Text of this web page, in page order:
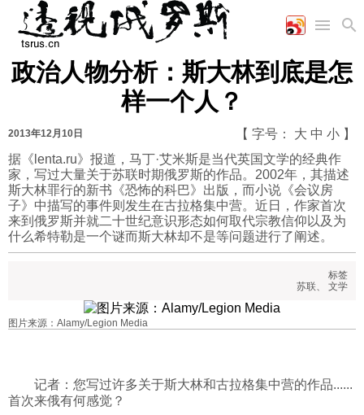
首页
国际
时政
军事
空军
陆军
军事合作
财经
工业
能源
农业
科技
文艺
美食
娱乐
图片新闻
漫画
视频
图表
政治人物分析：斯大林到底是怎
样一个人？
2013年12月10日 【 字号： 大 中 小 】
据《lenta.ru》报道，马丁·艾米斯是当代英国文学的经典作
家，写过大量关于苏联时期俄罗斯的作品。2002年，其描述
斯大林罪行的新书《恐怖的科巴》出版，而小说《会议房
子》中描写的事件则发生在古拉格集中营。近日，作家首次
来到俄罗斯并就二十世纪意识形态如何取代宗教信仰以及为
什么希特勒是一个谜而斯大林却不是等问题进行了阐述。
标签
苏联、 文学
图片来源：Alamy/Legion Media
记者：您写过许多关于斯大林和古拉格集中营的作品......
首次来俄有何感觉？